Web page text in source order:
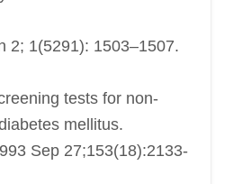
2; 1(5291): 1503–1507.
tests for non-
mellitus.
Sep 27;153(18):2133-